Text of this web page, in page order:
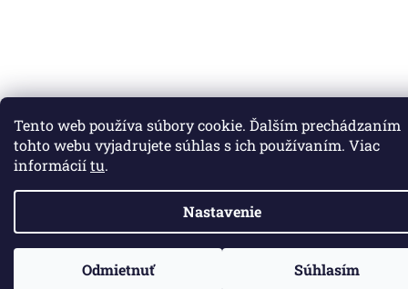
Tento web používa súbory cookie. Ďalším prechádzaním
tohto webu vyjadrujete súhlas s ich používaním. Viac
informáciítu.
Nastavenie
Odmietnuť Súhlasím